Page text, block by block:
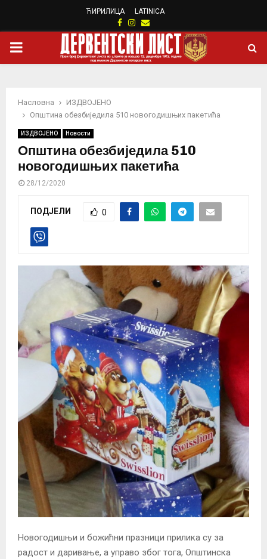
ЋИРИЛИЦА LATINICA
Facebook
Instagram
Email
PRIMARY
Насловна
ИЗДВОЈЕНО
Општина обезбиједила 510 новогодишњих пакетића
ИЗДВОЈЕНО Новости
Општина обезбиједила 510
новогодишњих пакетића
28/12/2020
ПОДЈЕЛИ 0
Новогодишњи и божићни празници прилика су за
радост и даривање, а управо због тога, Општинска